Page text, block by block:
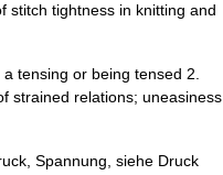
stitch tightness in knitting and
tensing or being tensed 2.
strained relations; uneasiness
Spannung, siehe Druck